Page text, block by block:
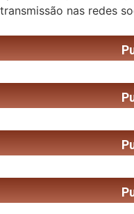
transmissão nas redes